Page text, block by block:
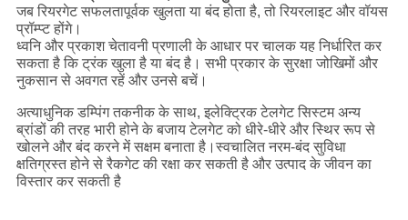
जब रियरगेट सफलतापूर्वक खुलता या बंद होता है, तो रियरलाइट और वॉयस
प्रॉम्प्ट होंगे।
ध्वनि और प्रकाश चेतावनी प्रणाली के आधार पर चालक यह निर्धारित कर
सकता है कि ट्रंक खुला है या बंद है। सभी प्रकार के सुरक्षा जोखिमों और
नुकसान से अवगत रहें और उनसे बचें।
अत्याधुनिक डम्पिंग तकनीक के साथ, इलेक्ट्रिक टेलगेट सिस्टम अन्य
ब्रांडों की तरह भारी होने के बजाय टेलगेट को धीरे-धीरे और स्थिर रूप से
खोलने और बंद करने में सक्षम बनाता है।स्वचालित नरम-बंद सुविधा
क्षतिग्रस्त होने से रैकगेट की रक्षा कर सकती है और उत्पाद के जीवन का
विस्तार कर सकती है